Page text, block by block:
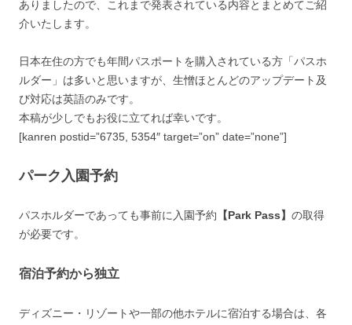
ありましたので、これまで発表されている内容とまとめてご紹
介いたします。
日本在住の方でも年間パスポートを購入されている方「パスホ
ルダー 」は多いと思いますが、生憎ほとんどのアップデート及
び対応は英語のみです。
本稿が少しでもお役に立てれば幸いです。
[kanren postid=”6735, 5354″ target=”on” date=”none”]
パーク入園予約
パスホルダーであっても事前に入園予約 【Park Pass】 の取得
が必要です。
宿泊予約から独立
ディズニー・リゾートや一部の他ホテルに宿泊する場合は、各